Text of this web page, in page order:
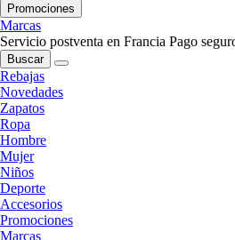
Promociones
Marcas
Servicio postventa en Francia Pago
Buscar
Rebajas
Novedades
Zapatos
Ropa
Hombre
Mujer
Niños
Deporte
Accesorios
Promociones
Marcas